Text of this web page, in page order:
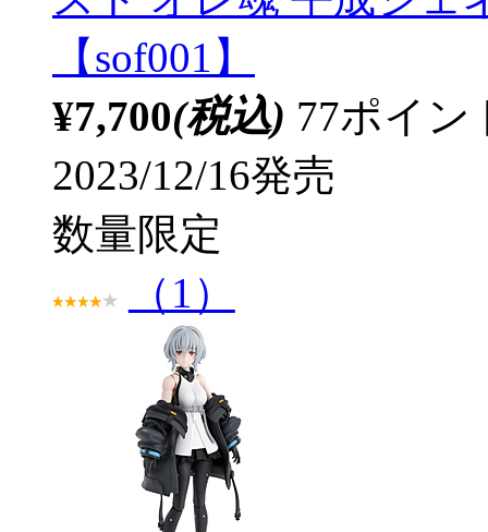
【sof001】
¥7,700(税込) 77ポイ
2023/12/16発売
数量限定
（1）